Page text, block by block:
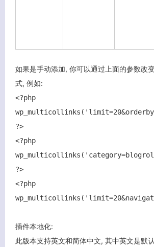
如果是手动添加, 你可以通过上面的参数改
式, 例如:
<?php
?>
<?php
?>
<?php
插件本地化:
此版本支持英文和简体中文, 其中英文是默